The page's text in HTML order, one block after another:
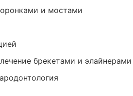
и мостами
брекетами и элайнерами